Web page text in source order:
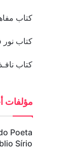
كتاب
كتاب نور
كتاب
مؤلفات
Poeta
Sírio